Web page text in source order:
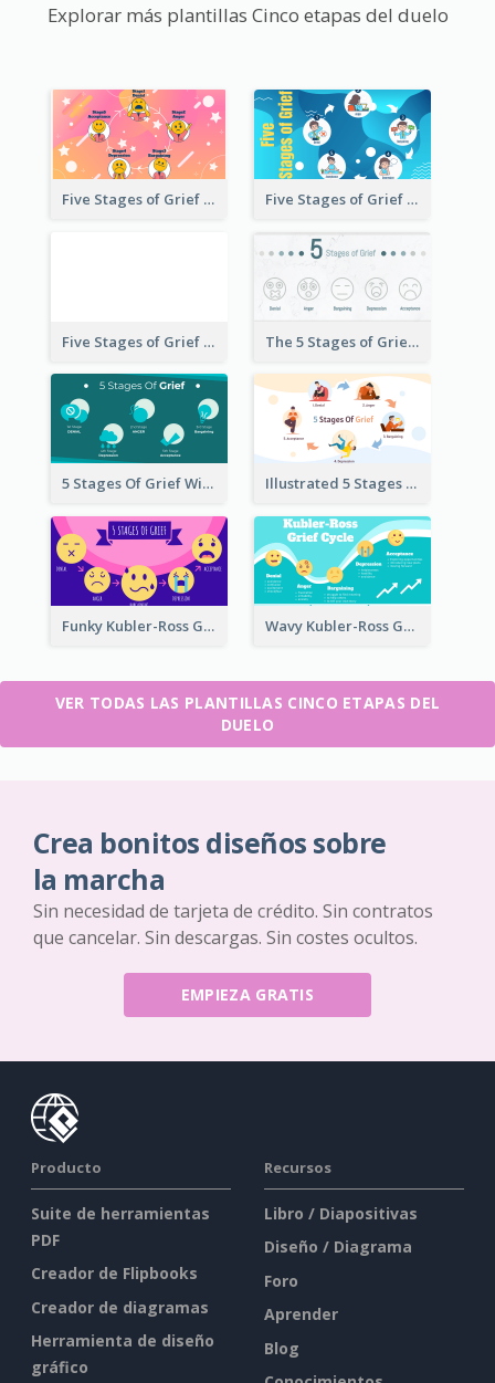
Explorar más plantillas Cinco etapas del duelo
Five Stages of Grief with Emoji Icon Five Stages of Grief Infographic with illustration
Five Stages of Grief The 5 Stages of Grief With emoji Icon
5 Stages Of Grief With Graphics Illustrated 5 Stages Of Grief
Funky Kubler-Ross Grief Cycle Wavy Kubler-Ross Grief Cycle
VER TODAS LAS PLANTILLAS CINCO ETAPAS DEL
DUELO
Crea bonitos diseños sobre
la marcha
Sin necesidad de tarjeta de crédito. Sin contratos
que cancelar. Sin descargas. Sin costes ocultos.
EMPIEZA GRATIS
Producto
Suite de herramientas
PDF
Creador de Flipbooks
Creador de diagramas
Herramienta de diseño
gráfico
Recursos
Libro / Diapositivas
Diseño / Diagrama
Foro
Aprender
Blog